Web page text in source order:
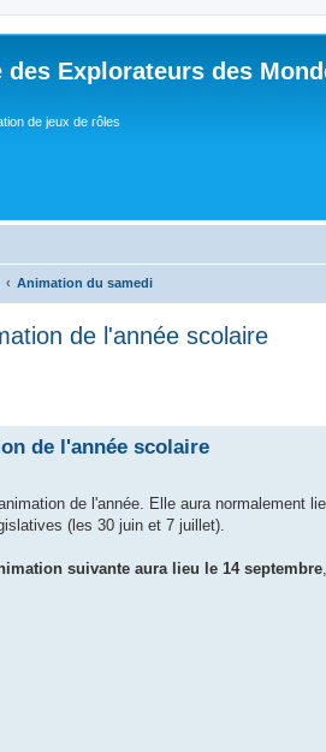
des Explorateurs des
de jeux de rôles
Animation du samedi
de l'année scolaire
de l'année scolaire
de l'année. Elle aura normalement
(les 30 juin et 7 juillet).
suivante aura lieu le 14 septembre